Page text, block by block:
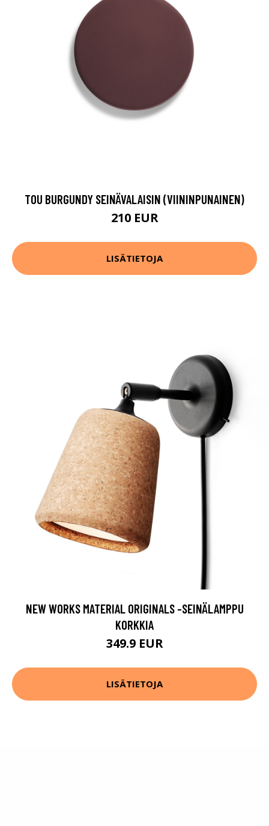
TOU BURGUNDY SEINÄVALAISIN (VIININPUNAINEN)
210 EUR
LISÄTIETOJA
NEW WORKS MATERIAL ORIGINALS -SEINÄLAMPPU
KORKKIA
349.9 EUR
LISÄTIETOJA